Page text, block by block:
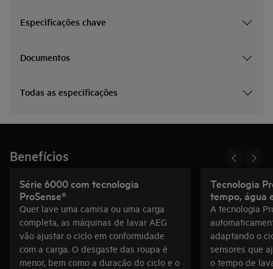
Especificações chave
Documentos
Todas as especificações
Benefícios
Série 6000 com tecnologia
ProSense®
Quer lave uma camisa ou uma carga
completa, as máquinas de lavar AEG
vão ajustar o ciclo em conformidade
com a carga. O desgaste das roupa é
menor, bem como a duração do ciclo e o
Tecnologia
tempo, água
A tecnologia
adaptando o
sensores que
o tempo de